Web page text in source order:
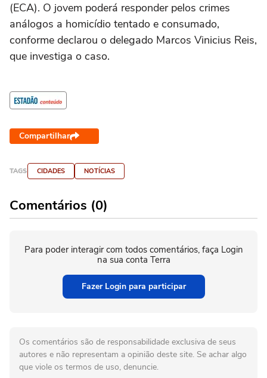
(ECA). O jovem poderá responder pelos crimes
análogos a homicídio tentado e consumado,
conforme declarou o delegado Marcos Vinicius Reis,
que investiga o caso.
Compartilhar
TAGS CIDADES NOTÍCIAS
Comentários (0)
Para poder interagir com todos comentários, faça Login
na sua conta Terra
Fazer Login para participar
Os comentários são de responsabilidade exclusiva de seus
autores e não representam a opinião deste site. Se achar algo
que viole os termos de uso, denuncie.